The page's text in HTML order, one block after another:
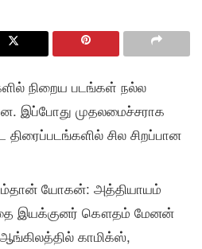
நிறைய படங்கள் நல்ல
இப்போது முதலமைச்சராக
சில சிறப்பான
யோகன்: அத்தியாயம்
இயக்குனர் கௌதம் மேனன்
காமிக்ஸ்,